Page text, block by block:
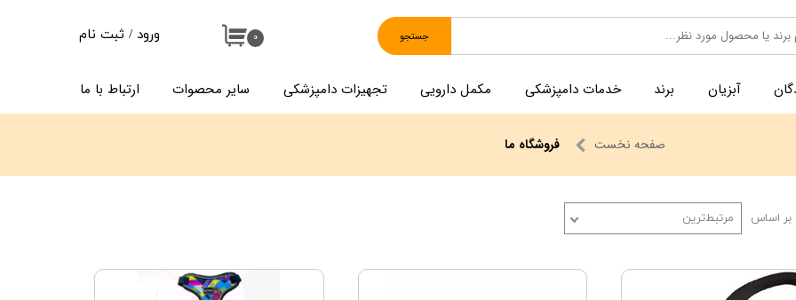
آبزیان برند خدمات دامپزشکی مکمل دارویی تجهیزات دامپزشکی سایر محصوات ارتباط با ما
۰ جستجو ورود / ثبت نام
تغییر گذر واژه
صفحه نخست فروشگاه ما
اساس مرتبط‌ترین